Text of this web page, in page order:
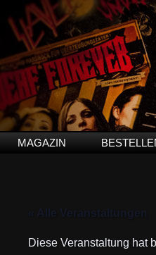
MAGAZIN
« Alle Veranstaltungen
Diese Veranstaltung hat